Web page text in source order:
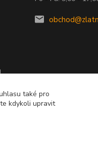
také pro
kdykoli upravit